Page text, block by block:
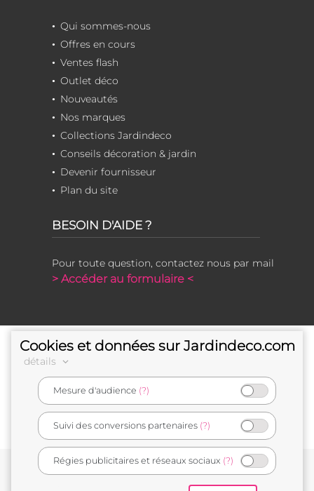
Qui sommes-nous
Offres en cours
Ventes flash
Outlet déco
Nouveautés
Nos marques
Collections Jardindeco
Conseils décoration & jardin
Devenir fournisseur
Plan du site
BESOIN D'AIDE ?
Pour toute question, contactez nous par mail
> Accéder au formulaire <
e-commerçant français
Cookies et données sur Jardindeco.com
détails
Mesure d'audience (?)
Suivi des conversions partenaires (?)
Régies publicitaires et réseaux sociaux (?)